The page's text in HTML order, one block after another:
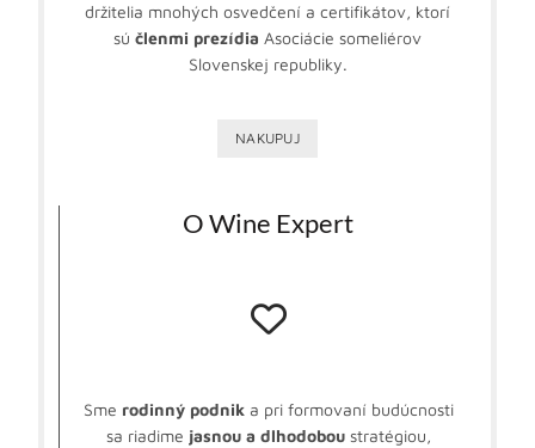
držitelia mnohých osvedčení a certifikátov, ktorí
sú členmi prezídia Asociácie someliérov
Slovenskej republiky.
NAKUPUJ
O Wine Expert
Sme rodinný podnika pri formovaní budúcnosti
sa riadime jasnou a dlhodoboustratégiou,